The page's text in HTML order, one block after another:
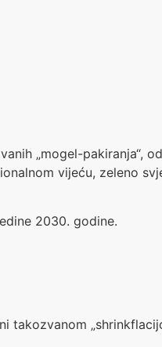
„mogel-pakiranja“,
vijeću, zeleno
2030. godine.